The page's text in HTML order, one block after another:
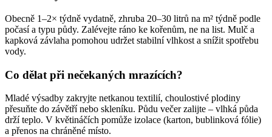
Obecně 1–2× týdně vydatně, zhruba 20–30 litrů na m² týdně podle
počasí a typu půdy. Zalévejte ráno ke kořenům, ne na list. Mulč a
kapková závlaha pomohou udržet stabilní vlhkost a snížit spotřebu
vody.
Co dělat při nečekaných mrazících?
Mladé výsadby zakryjte netkanou textilií, choulostivé plodiny
přesuňte do závětří nebo skleníku. Půdu večer zalijte – vlhká půda
drží teplo. V květináčích pomůže izolace (karton, bublinková fólie)
a přenos na chráněné místo.